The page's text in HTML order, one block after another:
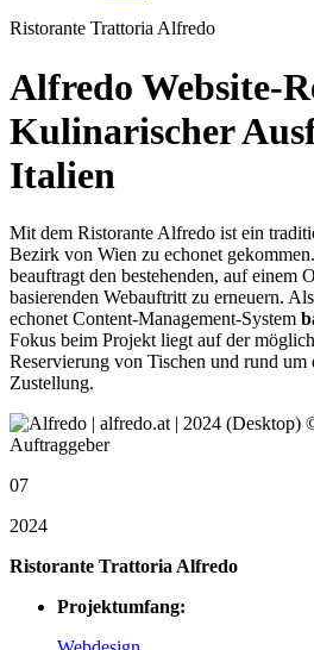
Ristorante Trattoria Alfredo
Alfredo Website-
Kulinarischer
Italien
Mit dem Ristorante Alfredo ist ein
Bezirk von Wien zu echonet
beauftragt den bestehenden, auf einem
basierenden Webauftritt zu erneuern.
echonet Content-Management-System
Fokus beim Projekt liegt auf der
Reservierung von Tischen und rund um
Zustellung.
07
2024
Ristorante Trattoria Alfredo
Projektumfang: